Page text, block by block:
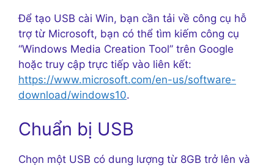
Để tạo USB cài Win, bạn cần tải về công cụ hỗ
trợ từ Microsoft, bạn có thể tìm kiếm công cụ
“Windows Media Creation Tool” trên Google
hoặc truy cập trực tiếp vào liên kết:
https://www.microsoft.com/en-us/software-
download/windows10.
Chuẩn bị USB
Chọn một USB có dung lượng từ 8GB trở lên và